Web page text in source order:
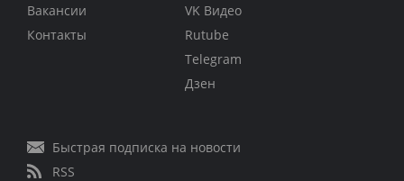
Вакансии
Контакты
VK Видео
Rutube
Telegram
Дзен
Быстрая подписка на новости
RSS